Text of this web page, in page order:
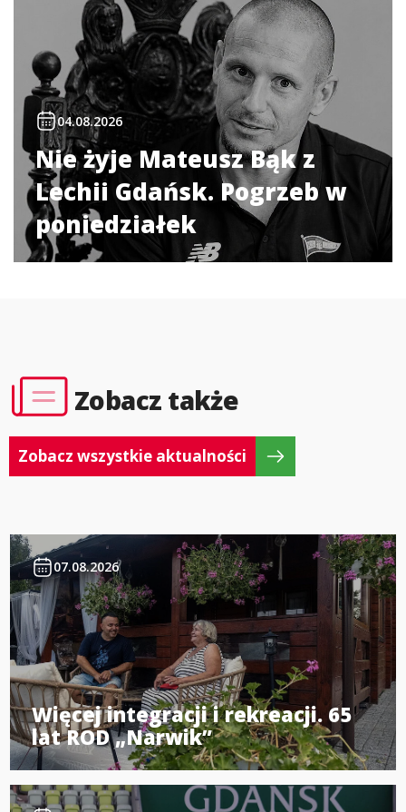
04.08.2026
Nie żyje Mateusz Bąk z
Lechii Gdańsk. Pogrzeb w
poniedziałek
Zobacz także
Zobacz wszystkie aktualności
07.08.2026
Więcej integracji i rekreacji. 65
lat ROD „Narwik”